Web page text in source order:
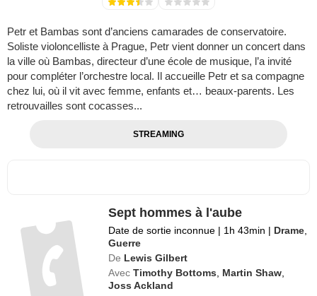
Petr et Bambas sont d’anciens camarades de conservatoire.
Soliste violoncelliste à Prague, Petr vient donner un concert dans
la ville où Bambas, directeur d’une école de musique, l’a invité
pour compléter l’orchestre local. Il accueille Petr et sa compagne
chez lui, où il vit avec femme, enfants et… beaux-parents. Les
retrouvailles sont cocasses...
STREAMING
Sept hommes à l'aube
Date de sortie inconnue | 1h 43min | Drame,
Guerre
De Lewis Gilbert
Avec Timothy Bottoms, Martin Shaw,
Joss Ackland